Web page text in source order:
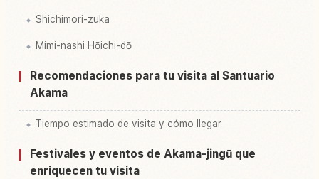
Shichimori-zuka
Mimi-nashi Hōichi-dō
Recomendaciones para tu visita al Santuario
Akama
Tiempo estimado de visita y cómo llegar
Festivales y eventos de Akama-jingū que
enriquecen tu visita